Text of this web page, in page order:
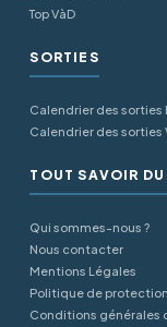
Top VàD
SORTIES
Calendrier des sorties
Calendrier des sorties
TOUT SAVOIR
Qui sommes-nous ?
Nous contacter
Mentions Légales
Politique de
Conditions générales